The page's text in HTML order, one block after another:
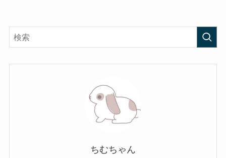
ちむちゃん